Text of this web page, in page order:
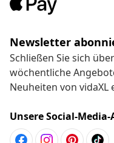
Newsletter
Schließen Sie sich
wöchentliche
Neuheiten von vidaXL
Unsere Social-